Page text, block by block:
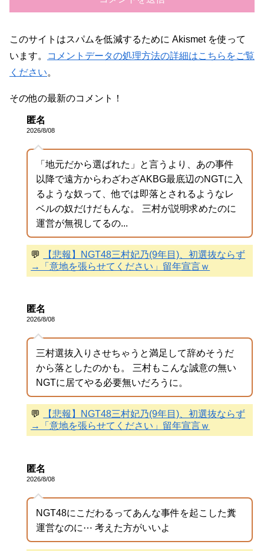
このサイトはスパムを低減するために Akismet を使って
います。
コメントデータの処理方法の詳細はこちらをご覧
ください。
その他の最新のコメント！
匿名
2026/8/08
「地元だから選ばれた」と言うより、あの事件
以降で遠方からわざわざAKBG最底辺のNGTに入
るような奴って、他では即落とされるようなレ
ベルの奴だけだもんな。 三村が説明求めたのに
運営が無視してるの...
💬
【悲報】NGT48三村妃乃(9年目)、初選抜ならず
→「意地を張らせてください」留年宣言ｗ
匿名
2026/8/08
三村選抜入りさせちゃうと満足して辞めそうだ
から落としたのかも。 三村もこんな誠意の無い
NGTに居てやる必要無いだろうに。
💬
【悲報】NGT48三村妃乃(9年目)、初選抜ならず
→「意地を張らせてください」留年宣言ｗ
匿名
2026/8/08
NGT48にこだわるってあんな事件を起こした糞
運営なのに⋯ 考えた方がいいよ